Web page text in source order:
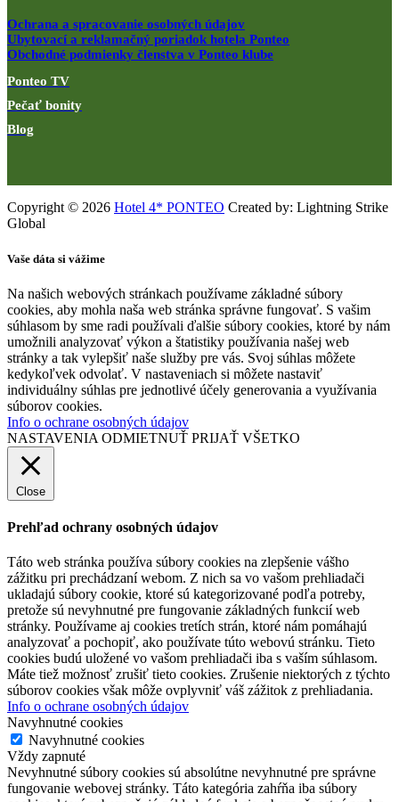
Ochrana a spracovanie osobných údajov
Ubytovací a reklamačný poriadok hotela Ponteo
Obchodné podmienky členstva v Ponteo klube
Ponteo TV
Pečať bonity
Blog
Copyright © 2026 Hotel 4* PONTEO Created by: Lightning Strike
Global
Vaše dáta si vážime
Na našich webových stránkach používame základné súbory
cookies, aby mohla naša web stránka správne fungovať. S vašim
súhlasom by sme radi používali ďalšie súbory cookies, ktoré by nám
umožnili analyzovať výkon a štatistiky používania našej web
stránky a tak vylepšiť naše služby pre vás. Svoj súhlas môžete
kedykoľvek odvolať. V nastaveniach si môžete nastaviť
individuálny súhlas pre jednotlivé účely generovania a využívania
súborov cookies.
Info o ochrane osobných údajov
NASTAVENIA ODMIETNUŤ PRIJAŤ VŠETKO
Close
Prehľad ochrany osobných údajov
Táto web stránka používa súbory cookies na zlepšenie vášho
zážitku pri prechádzaní webom. Z nich sa vo vašom prehliadači
ukladajú súbory cookie, ktoré sú kategorizované podľa potreby,
pretože sú nevyhnutné pre fungovanie základných funkcií web
stránky. Používame aj cookies tretích strán, ktoré nám pomáhajú
analyzovať a pochopiť, ako používate túto webovú stránku. Tieto
cookies budú uložené vo vašom prehliadači iba s vaším súhlasom.
Máte tiež možnosť zrušiť tieto cookies. Zrušenie niektorých z týchto
súborov cookies však môže ovplyvniť váš zážitok z prehliadania.
Info o ochrane osobných údajov
Navyhnutné cookies
Navyhnutné cookies
Vždy zapnuté
Nevyhnutné súbory cookies sú absolútne nevyhnutné pre správne
fungovanie webovej stránky. Táto kategória zahŕňa iba súbory